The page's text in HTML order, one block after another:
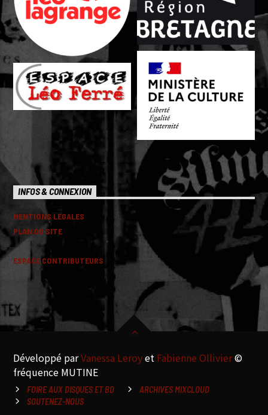
INFOS & CONNEXION
MENTIONS LEGALES
PLAN DU SITE
ESPACE CONTRIBUTEURS
Développé parVanessa Leroyet Fabienne Ollivier©
fréquence MUTINE
FOIRE AUX DISQUES ET BD
ARCHIVES MIXCLOUD
SOUTENEZ-NOUS